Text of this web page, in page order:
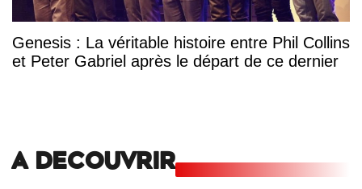
Genesis : La véritable histoire entre Phil Collins
et Peter Gabriel après le départ de ce dernier
A DECOUVRIR